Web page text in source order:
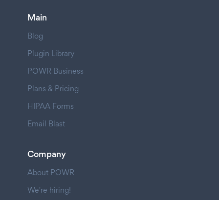
Main
Blog
Plugin Library
POWR Business
Plans & Pricing
HIPAA Forms
Email Blast
Company
About POWR
We're hiring!